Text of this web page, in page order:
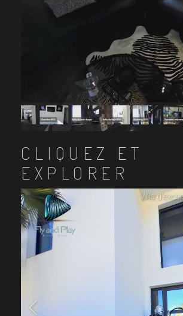
CLIQUEZ ET
EXPLORER